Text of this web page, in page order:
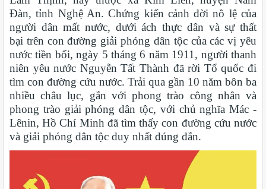
Đàn, tỉnh Nghệ An. Chứng kiến cảnh đời nô lệ của
người dân mất nước, dưới ách thực dân và sự thất
bại trên con đường giải phóng dân tộc của các vị yêu
nước tiền bối,ngày 5 tháng 6 năm 1911, người thanh
niên yêu nước Nguyễn Tất Thành đã rời Tổ quốc đi
tìm con đường cứu nước. Trải qua gần 10 năm bôn ba
nhiều châu lục, gắn với phong trào công nhân và
phong trào giải phóng dân tộc, với chủ nghĩa Mác -
Lênin, Hồ Chí Minh đã tìm thấy con đường cứu nước
và giải phóng dân tộc duy nhất đúng đắn.